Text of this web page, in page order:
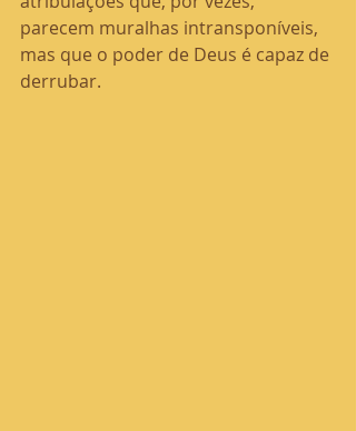
parecem muralhas intransponíveis,
mas que o poder de Deus é capaz de
derrubar.